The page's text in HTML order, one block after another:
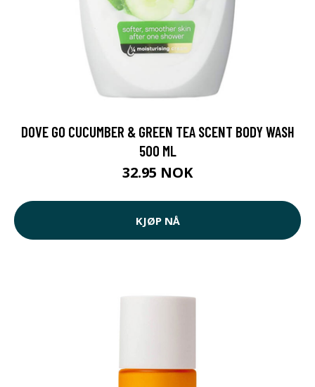
DOVE GO CUCUMBER & GREEN TEA SCENT BODY WASH
500 ML
32.95 NOK
KJØP NÅ